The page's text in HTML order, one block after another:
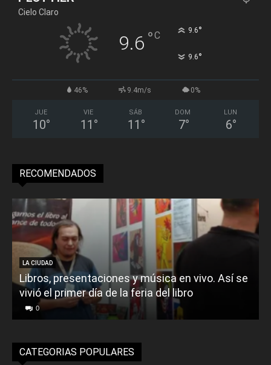
Cielo Claro
9.6 °C 9.6°
9.6°
46% 9.4m/s 0%
JUE
10°
VIE
11 °
SÁB
11 °
DOM
7°
LUN
6°
RECOMENDADOS
LA CIUDAD
Libros, presentaciones y música en vivo. Así se
vivió el primer día de la feria del libro
0
CATEGORIAS POPULARES